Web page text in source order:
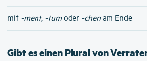
mit -ment, -tumoder -chen am Ende
Gibt es einen Plural von